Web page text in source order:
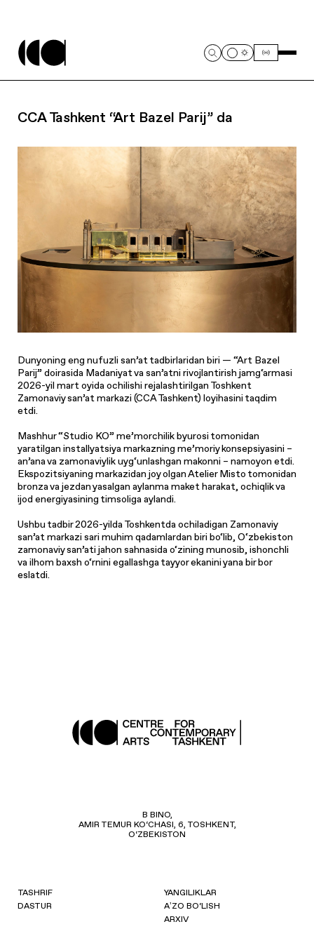
CCA Tashkent “Art Bazel Parij” da
Dunyoning eng nufuzli san’at tadbirlaridan biri — “Art Bazel
Parij” doirasida Madaniyat va san’atni rivojlantirish jamg‘armasi
2026-yil mart oyida ochilishi rejalashtirilgan Toshkent
Zamonaviy san’at markazi (CCA Tashkent) loyihasini taqdim
etdi.
Mashhur “Studio KO” me’morchilik byurosi tomonidan
yaratilgan installyatsiya markazning me’moriy konsepsiyasini –
an’ana va zamonaviylik uyg‘unlashgan makonni – namoyon etdi.
Ekspozitsiyaning markazidan joy olgan Atelier Misto tomonidan
bronza va jezdan yasalgan aylanma maket harakat, ochiqlik va
ijod energiyasining timsoliga aylandi.
Ushbu tadbir 2026-yilda Toshkentda ochiladigan Zamonaviy
san’at markazi sari muhim qadamlardan biri bo‘lib, O‘zbekiston
zamonaviy san’ati jahon sahnasida o‘zining munosib, ishonchli
va ilhom baxsh o‘rnini egallashga tayyor ekanini yana bir bor
eslatdi.
B BINO,
AMIR TEMUR KO‘CHASI, 6, TOSHKENT,
O‘ZBEKISTON
TASHRIF
DASTUR
YANGILIKLAR
AʼZO BO‘LISH
ARXIV